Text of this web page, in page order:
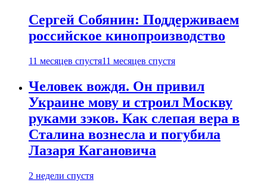
Сергей Собянин: Поддерживаем
российское кинопроизводство
11 месяцев спустя11 месяцев спустя
Человек вождя. Он привил
Украине мову и строил Москву
руками зэков. Как слепая вера в
Сталина вознесла и погубила
Лазаря Кагановича
2 недели спустя